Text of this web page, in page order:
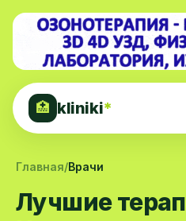
🏥 kliniki*
Главная/Врачи
Лучшие